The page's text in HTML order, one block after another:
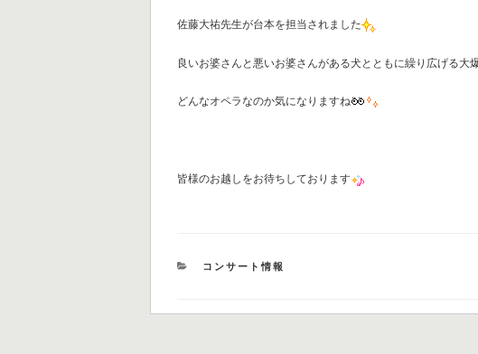
佐藤大祐先生が台本を担当されました
良いお婆さんと悪いお婆さんがある犬とともに繰り広げる大
どんなオペラなのか気になりますね
皆様のお越しをお待ちしております
カ
コンサート情報